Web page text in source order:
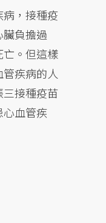
，接種疫
負擔過
。但這樣
疾病的人
接種疫苗
心血管疾